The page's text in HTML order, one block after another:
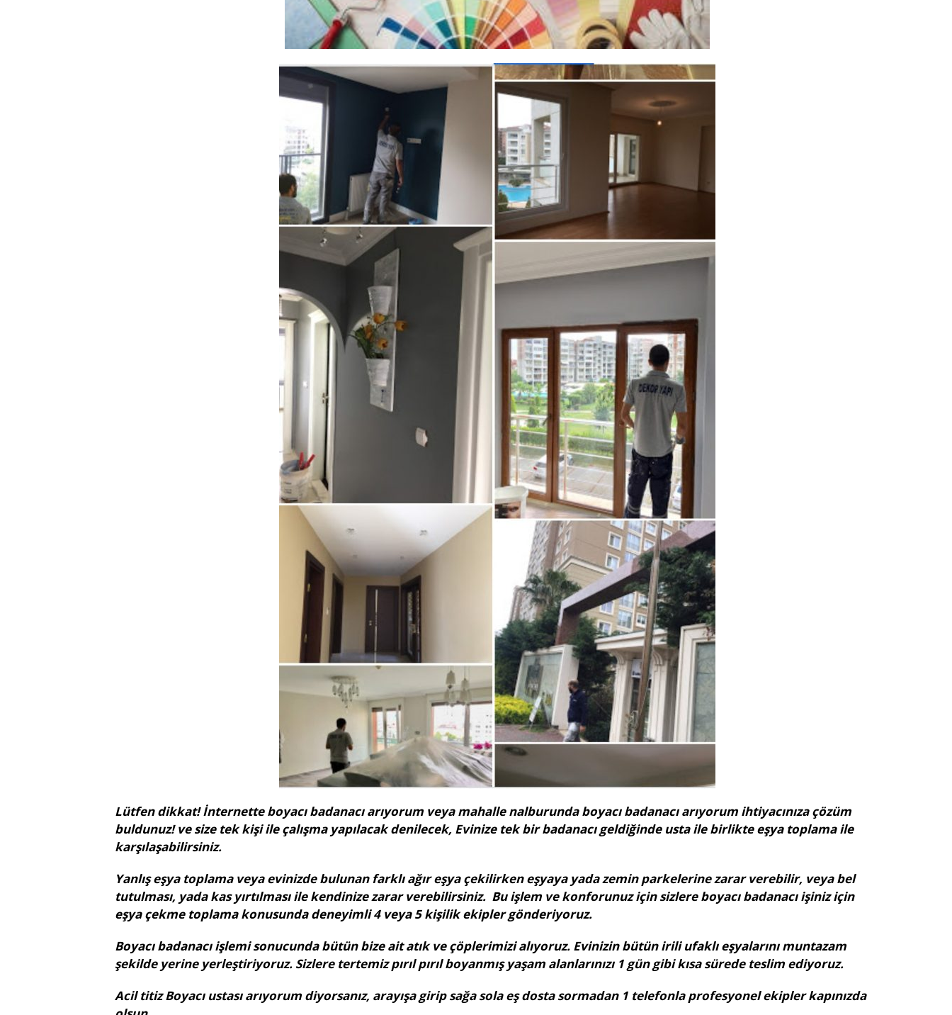
Lütfen dikkat! İnternette boyacı badanacı arıyorum veya mahalle nalburunda boyacı badanacı arıyorum ihtiyacınıza çözüm
buldunuz! ve size tek kişi ile çalışma yapılacak denilecek, Evinize tek bir badanacı geldiğinde usta ile birlikte eşya toplama ile
karşılaşabilirsiniz.
Yanlış eşya toplama veya evinizde bulunan farklı ağır eşya çekilirken eşyaya yada zemin parkelerine zarar verebilir, veya bel
tutulması, yada kas yırtılması ile kendinize zarar verebilirsiniz. Bu işlem ve konforunuz için sizlere boyacı badanacı işiniz için
eşya çekme toplama konusunda deneyimli 4 veya 5 kişilik ekipler gönderiyoruz.
Boyacı badanacı işlemi sonucunda bütün bize ait atık ve çöplerimizi alıyoruz. Evinizin bütün irili ufaklı eşyalarını muntazam
şekilde yerine yerleştiriyoruz. Sizlere tertemiz pırıl pırıl boyanmış yaşam alanlarınızı 1 gün gibi kısa sürede teslim ediyoruz.
Acil titiz Boyacı ustası arıyorum diyorsanız, arayışa girip sağa sola eş dosta sormadan 1 telefonla profesyonel ekipler kapınızda